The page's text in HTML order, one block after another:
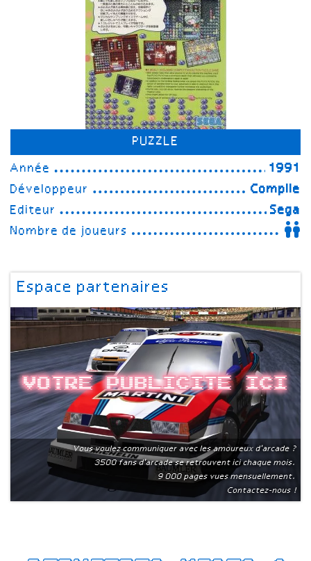
PUZZLE
Année
1991
Développeur
Compile
Editeur
Sega
Nombre de joueurs
Espace partenaires
Votre publicite ici
Vous voulez communiquer avec les amoureux d'arcade ?
3500 fans d'arcade se retrouvent ici chaque mois.
9 000 pages vues mensuellement.
Contactez-nous !